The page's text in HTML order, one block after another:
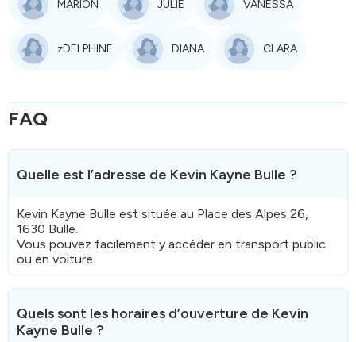
MARION JULIE VANESSA
zDELPHINE DIANA CLARA
FAQ
Quelle est l’adresse de Kevin Kayne Bulle ?
Kevin Kayne Bulle est située au Place des Alpes 26,
1630 Bulle.
Vous pouvez facilement y accéder en transport public
ou en voiture.
Quels sont les horaires d’ouverture de Kevin
Kayne Bulle ?